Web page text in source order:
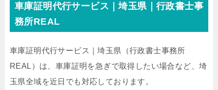
車庫証明代行サービス｜埼玉県｜行政書士事
務所REAL
車庫証明代行サービス｜埼玉県 （行政書士事務所
REAL） は、車庫証明を急ぎで取得したい場合など、埼
玉県全域を近日でも対応しております。